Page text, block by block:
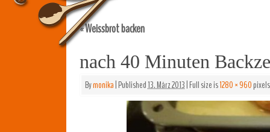
«Weissbrot backen
nach 40 Minuten
Bymonika|Published13. März 2013|Full size is1280 × 960pixels